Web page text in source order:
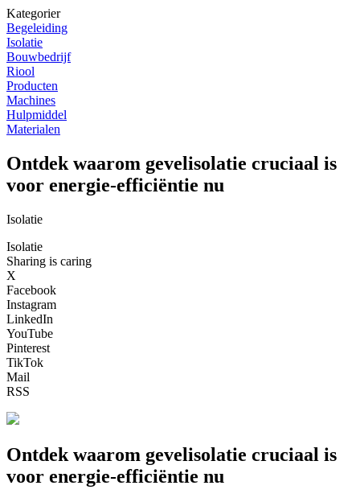
Kategorier
Begeleiding
Isolatie
Bouwbedrijf
Riool
Producten
Machines
Hulpmiddel
Materialen
Ontdek waarom gevelisolatie cruciaal is
voor energie-efficiëntie nu
Isolatie
Isolatie
Sharing is caring
X
Facebook
Instagram
LinkedIn
YouTube
Pinterest
TikTok
Mail
RSS
Ontdek waarom gevelisolatie cruciaal is
voor energie-efficiëntie nu